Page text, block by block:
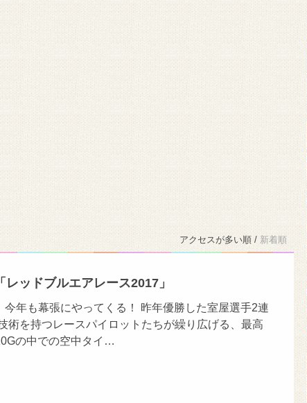
アクセスが多い順 / 新着順
ッドブルエアレース2017」
今年も幕張にやってくる！ 昨年優勝した室屋選手2連
術を持つレースパイロットたちが繰り広げる、最高
の中での空中タイ…